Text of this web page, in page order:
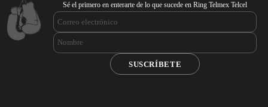
Sé el primero en enterarte de lo que sucede en Ring Telmex Telcel